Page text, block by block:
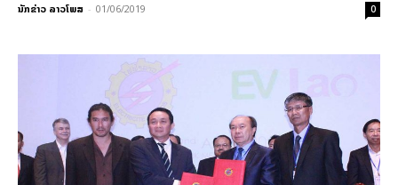
ນັກຂ່າວ ລາວໂພສ - 01/06/2019 0